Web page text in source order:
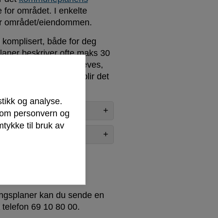
for området. I enkelte
området/eiendommen.
både for deg
beskriver ofte maks 30
planen ikke oppheves,
slike planer blir det
kan du sende en
69 10 80 00.
og analyse.
personvern og
til bruk av